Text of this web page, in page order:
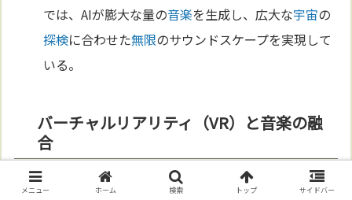
では、AIが膨大な量の音楽を生成し、広大な宇宙の
探検に合わせた無限のサウンドスケープを実現して
いる。
バーチャルリアリティ（VR）と音楽の融
合
VRゲームの台頭により、ゲーム 音楽の役割も変わり
メニュー ホーム 検索 トップ サイドバー